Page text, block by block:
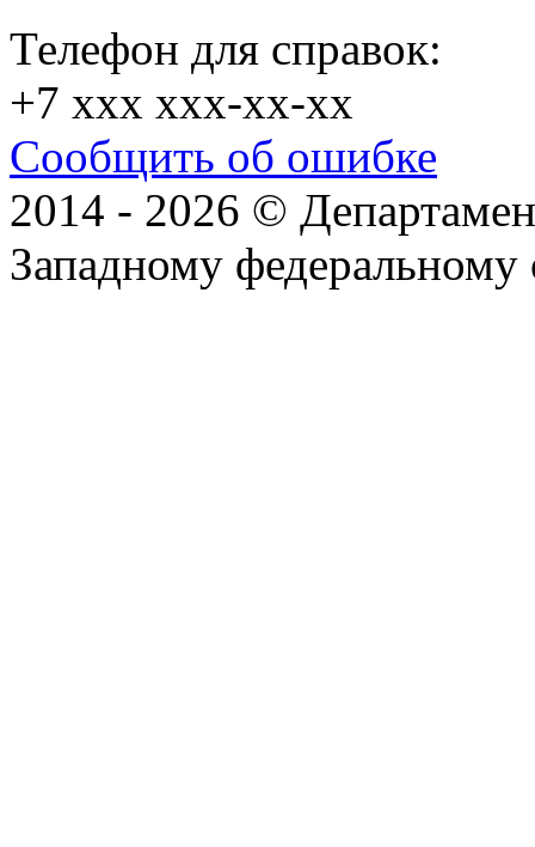
Телефон для справок:
+7 xxx xxx-xx-xx
Сообщить об ошибке
2014 - 2026 ©
Западному федеральному